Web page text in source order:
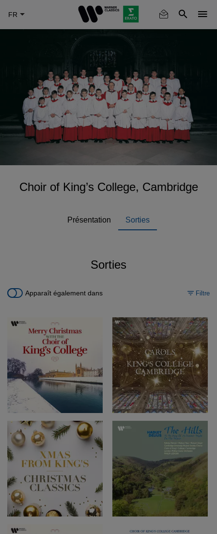
main
Choir of King’s College, Cambridge
Présentation Sorties
Sorties
Apparaît également dans Filtre